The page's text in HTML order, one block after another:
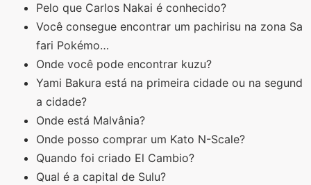
Pelo que Carlos Nakai é conhecido?
Você consegue encontrar um pachirisu na zona Sa
fari Pokémo…
Onde você pode encontrar kuzu?
Yami Bakura está na primeira cidade ou na segund
a cidade?
Onde está Malvânia?
Onde posso comprar um Kato N-Scale?
Quando foi criado El Cambio?
Qual é a capital de Sulu?